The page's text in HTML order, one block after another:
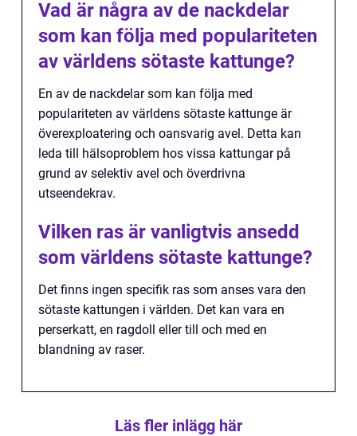
Vad är några av de nackdelar
som kan följa med populariteten
av världens sötaste kattunge?
En av de nackdelar som kan följa med
populariteten av världens sötaste kattunge är
överexploatering och oansvarig avel. Detta kan
leda till hälsoproblem hos vissa kattungar på
grund av selektiv avel och överdrivna
utseendekrav.
Vilken ras är vanligtvis ansedd
som världens sötaste kattunge?
Det finns ingen specifik ras som anses vara den
sötaste kattungen i världen. Det kan vara en
perserkatt, en ragdoll eller till och med en
blandning av raser.
Läs fler inlägg här